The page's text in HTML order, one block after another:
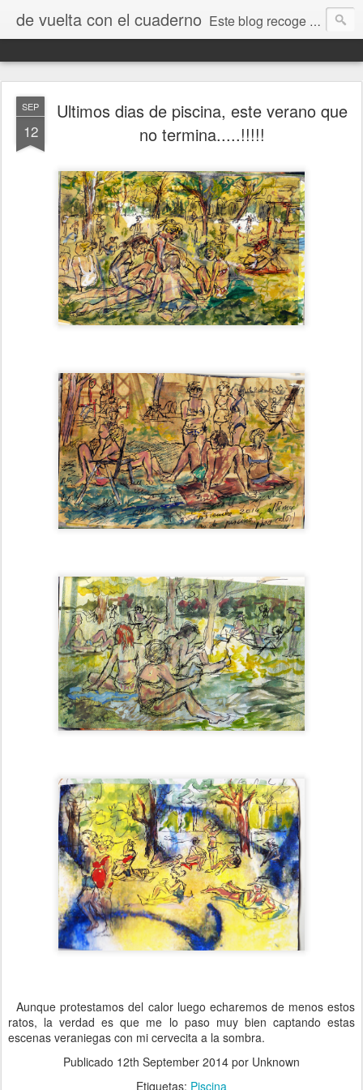
de vuelta con el cuaderno Este blog recoge trabajos, fotos, opiniones y comentarios originados por dibujantes desde el I encuentro "De vuelta con el cuaderno" que tuvo lugar en Jaca en septiembre de 2009.
SEP
12
Ultimos dias de piscina, este verano que
no termina.....!!!!!
Aunque protestamos del calor luego echaremos de menos estos
ratos, la verdad es que me lo paso muy bien captando estas
escenas veraniegas con mi cervecita a la sombra.
Publicado 12th September 2014 por Unknown
Etiquetas: Piscina